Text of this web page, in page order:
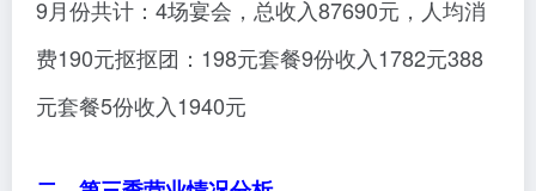
9月份共计：4场宴会，总收入87690元，人均消
费190元抠抠团：198元套餐9份收入1782元388
元套餐5份收入1940元